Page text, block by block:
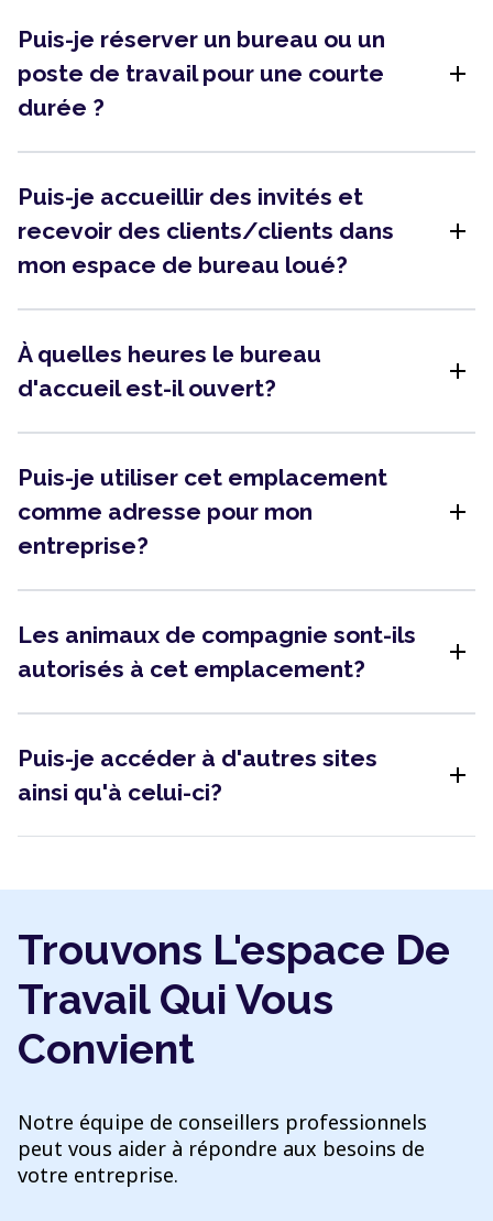
Puis-je réserver un bureau ou un
poste de travail pour une courte
durée ?
add
Puis-je accueillir des invités et
recevoir des clients/clients dans
mon espace de bureau loué?
add
À quelles heures le bureau
d'accueil est-il ouvert?
add
Puis-je utiliser cet emplacement
comme adresse pour mon
entreprise?
add
Les animaux de compagnie sont-ils
autorisés à cet emplacement?
add
Puis-je accéder à d'autres sites
ainsi qu'à celui-ci?
add
Trouvons L'espace De
Travail Qui Vous
Convient
Notre équipe de conseillers professionnels
peut vous aider à répondre aux besoins de
votre entreprise.